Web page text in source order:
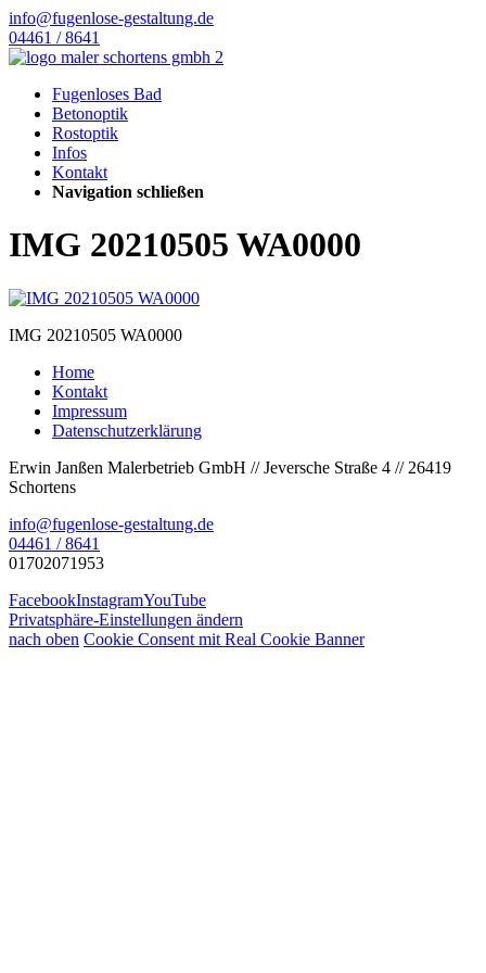
info@fugenlose-gestaltung.de
04461 / 8641
Fugenloses Bad
Betonoptik
Rostoptik
Infos
Kontakt
Navigation schließen
IMG 20210505 WA0000
IMG 20210505 WA0000
Home
Kontakt
Impressum
Datenschutzerklärung
Erwin Janßen Malerbetrieb GmbH // Jeversche Straße 4 // 26419
Schortens
info@fugenlose-gestaltung.de
04461 / 8641
01702071953
FacebookInstagramYouTube
Privatsphäre-Einstellungen ändern
nach oben Cookie Consent mit Real Cookie Banner